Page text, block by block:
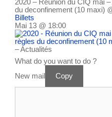
2020 – Réunion du CIQ mai
du deconfinement (10 maxi)
Billets
Mai 13 @ 18:00
– Actualités
What do you want to do ?
New mail
Copy